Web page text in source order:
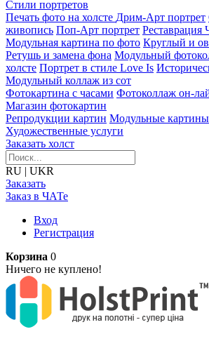
Стили портретов
Печать фото на холсте Дрим-Арт портрет
живопись Поп-Арт портрет Реставрация
Модульная картина по фото Круглый и
Ретушь и замена фона Модульный
холсте Портрет в стиле Love Is
Модульный коллаж из сот
Фотокартина с часами Фотоколлаж он-
Магазин фотокартин
Репродукции картин Модульные картины
Художественные услуги
Заказать холст
RU | UKR
Заказать
Заказ в ЧАТе
Вход
Регистрация
Корзина 0
Ничего не куплено!